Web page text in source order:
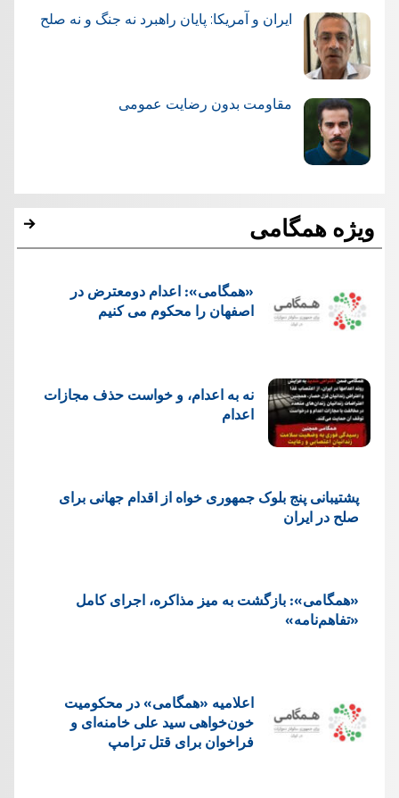
ایران و آمریکا: پایان راهبرد نه جنگ و نه صلح
مقاومت بدون رضایت عمومی
ویژه همگامی
«همگامی»: اعدام دومعترض در
اصفهان را محکوم می کنیم
نه به اعدام، و خواست حذف مجازات
اعدام
پشتيبانی پنج بلوک جمهوری خواه از اقدام جهانی برای
صلح در ایران
«همگامی»: بازگشت به میز مذاکره، اجرای کامل
«تفاهم‌نامه»
اعلامیه «همگامی» در محکومیت
خون‌خواهی سید علی خامنه‌ای و
فراخوان برای قتل ترامپ